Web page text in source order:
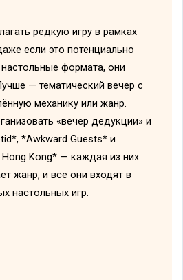
редкую игру в рамках
если это потенциально
формата, они
— тематический вечер с
механику или жанр.
«вечер дедукции» и
*Awkward Guests* и
Kong* — каждая из них
жанр, и все они входят в
настольных игр.